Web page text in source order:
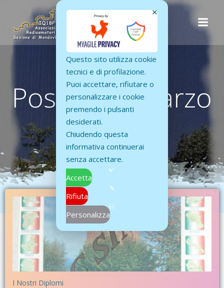
contenuto
Posts in 1 Marzo
2001
I Nostri Diplomi
✕
Questo sito utilizza cookie
tecnici e di profilazione.
Puoi accettare, rifiutare o
personalizzare i cookie
premendo i pulsanti
desiderati.
Chiudendo questa
informativa continuerai
senza accettare.
Accetta
Rifiuta
Personalizza